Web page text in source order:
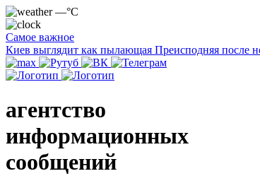
—°C
Самое важное
Киев выглядит как пылающая Преисподняя после
агентство
информационных
сообщений